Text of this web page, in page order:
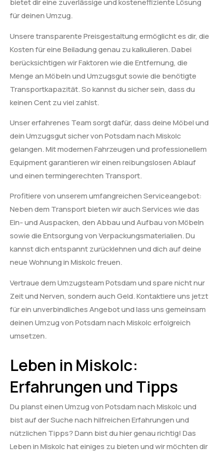
bietet dir eine zuverlässige und kosteneffiziente Lösung
für deinen Umzug.
Unsere transparente Preisgestaltung ermöglicht es dir, die
Kosten für eine Beiladung genau zu kalkulieren. Dabei
berücksichtigen wir Faktoren wie die Entfernung, die
Menge an Möbeln und Umzugsgut sowie die benötigte
Transportkapazität. So kannst du sicher sein, dass du
keinen Cent zu viel zahlst.
Unser erfahrenes Team sorgt dafür, dass deine Möbel und
dein Umzugsgut sicher von Potsdam nach Miskolc
gelangen. Mit modernen Fahrzeugen und professionellem
Equipment garantieren wir einen reibungslosen Ablauf
und einen termingerechten Transport.
Profitiere von unserem umfangreichen Serviceangebot:
Neben dem Transport bieten wir auch Services wie das
Ein- und Auspacken, den Abbau und Aufbau von Möbeln
sowie die Entsorgung von Verpackungsmaterialien. Du
kannst dich entspannt zurücklehnen und dich auf deine
neue Wohnung in Miskolc freuen.
Vertraue dem Umzugsteam Potsdam und spare nicht nur
Zeit und Nerven, sondern auch Geld. Kontaktiere uns jetzt
für ein unverbindliches Angebot und lass uns gemeinsam
deinen Umzug von Potsdam nach Miskolc erfolgreich
umsetzen.
Leben in Miskolc:
Erfahrungen und Tipps
Du planst einen Umzug von Potsdam nach Miskolc und
bist auf der Suche nach hilfreichen Erfahrungen und
nützlichen Tipps? Dann bist du hier genau richtig! Das
Leben in Miskolc hat einiges zu bieten und wir möchten dir